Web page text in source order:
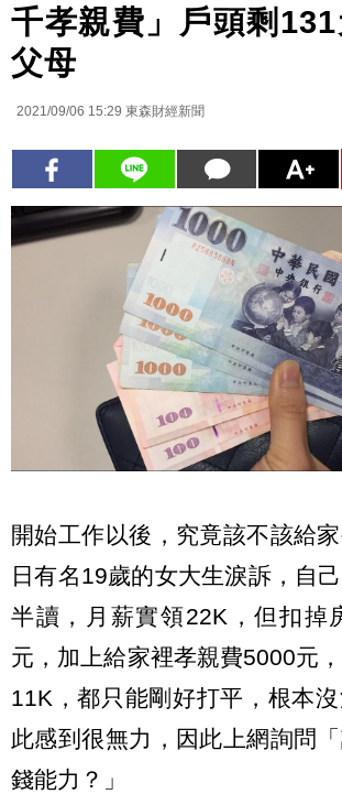
千孝親費」戶頭剩
父母
2021/09/06 15:29 東森財經新聞
開始工作以後，究竟該不該給
日有名19歲的女大生淚訴，自
半讀，月薪實領22K，但扣掉
元，加上給家裡孝親費5000元
11K，都只能剛好打平，根本
此感到很無力，因此上網詢問
錢能力？」